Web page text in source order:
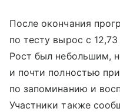
После окончания
по тесту вырос с
Рост был небольшим,
и почти полностью
по запоминанию и
Участники также